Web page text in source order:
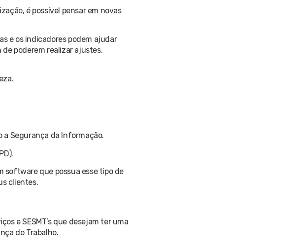
é possível pensar em novas
e os indicadores podem ajudar
poderem realizar ajustes,
a Segurança da Informação.
software que possua esse tipo de
clientes.
e SESMT’s que desejam ter uma
do Trabalho.